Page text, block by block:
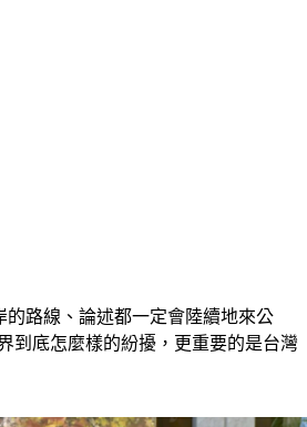
的路線、論述都一定會陸續地來公
到底怎麼樣的紛擾，更重要的是台灣